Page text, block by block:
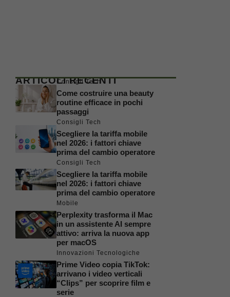
ARTICOLI RECENTI
Consigli Tech
Come costruire una beauty
routine efficace in pochi
passaggi
Consigli Tech
Scegliere la tariffa mobile
nel 2026: i fattori chiave
prima del cambio operatore
Consigli Tech
Scegliere la tariffa mobile
nel 2026: i fattori chiave
prima del cambio operatore
Mobile
Perplexity trasforma il Mac
in un assistente AI sempre
attivo: arriva la nuova app
per macOS
Innovazioni Tecnologiche
Prime Video copia TikTok:
arrivano i video verticali
“Clips” per scoprire film e
serie